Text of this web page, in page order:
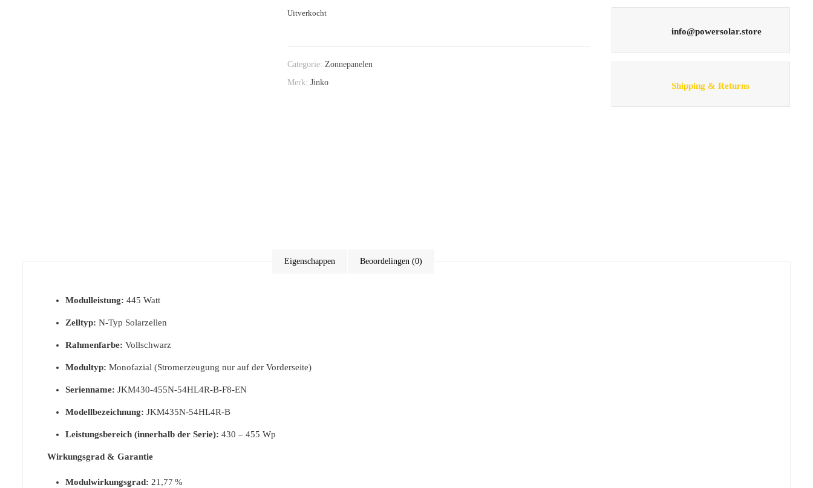
Uitverkocht
Categorie:Zonnepanelen
Merk:Jinko
info@powersolar.store
Shipping & Returns
Eigenschappen Beoordelingen (0)
Modulleistung: 445 Watt
Zelltyp: N-Typ Solarzellen
Rahmenfarbe: Vollschwarz
Modultyp: Monofazial (Stromerzeugung nur auf der Vorderseite)
Serienname: JKM430-455N-54HL4R-B-F8-EN
Modellbezeichnung: JKM435N-54HL4R-B
Leistungsbereich (innerhalb der Serie): 430 – 455 Wp
Wirkungsgrad & Garantie
Modulwirkungsgrad: 21,77 %